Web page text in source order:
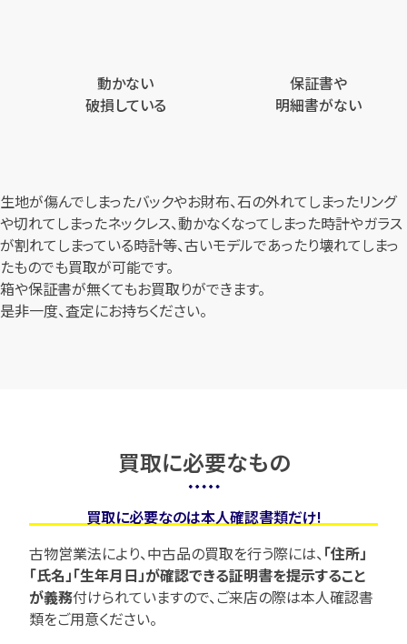
動かない
破損している
保証書や
明細書がない
生地が傷んでしまったバックやお財布、石の外れてしまったリング
や切れてしまったネックレス、動かなくなってしまった時計やガラス
が割れてしまっている時計等、古いモデルであったり壊れてしまっ
たものでも買取が可能です。
箱や保証書が無くてもお買取りができます。
是非一度、査定にお持ちください。
買取に必要なもの
買取に必要なのは本人確認書類だけ!
古物営業法により、中古品の買取を行う際には、「住所」
「氏名」「生年月日」が確認できる証明書を提示すること
が義務付けられていますので、ご来店の際は本人確認書
類をご用意ください。